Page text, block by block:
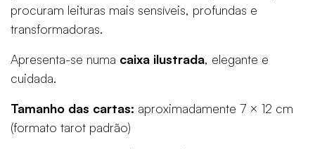
procuram leituras mais sensíveis, profundas e
transformadoras.
Apresenta-se numa caixa ilustrada, elegante e
cuidada.
Tamanho das cartas: aproximadamente 7 × 12 cm
(formato tarot padrão)